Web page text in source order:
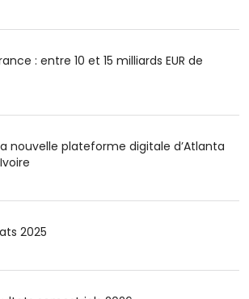
: entre 10 et 15 milliards EUR de
nouvelle plateforme digitale d’Atlanta
2025